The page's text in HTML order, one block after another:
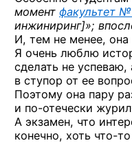
момент факультет
инжиниринг]»;
И, тем не менее, она
Я очень люблю
сделать не
в ступор от ее
Поэтому она пару
и по-отечески
А экзамен, что
конечно, хоть что-то